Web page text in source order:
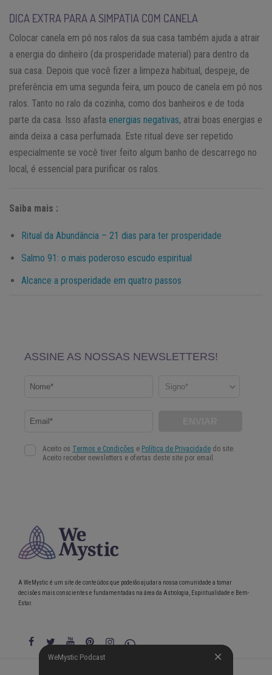
DICA EXTRA PARA A SIMPATIA COM CANELA
Colocar canela em pó nos ralos da sua casa também ajuda a atrair
a energia do dinheiro (da prosperidade material) para dentro da
sua casa. Depois que você fizer a limpeza habitual, despeje, de
preferência em uma segunda feira, um pouco de canela em pó nos
ralos. Tanto no ralo da cozinha, como dos banheiros e de toda
parte da casa. Isso afasta energias negativas, atrai boas energias e
ainda deixa a casa perfumada. Este ritual deve ser repetido
especialmente se você tiver feito algum banho de descarrego no
local, é essencial para purificar os ralos.
Saiba mais :
Ritual da Abundância – 21 dias para ter prosperidade
Salmo 91: o mais poderoso escudo espiritual
Alcance a prosperidade em quatro passos
WeMystic Podcast
A WeMystic é um site de conteúdos que poderão ajudar a nossa comunidade a tomar
decisões mais conscientes e fundamentadas na área da Astrologia, Espiritualidade e Bem-
Estar.
WeMystic Podcast